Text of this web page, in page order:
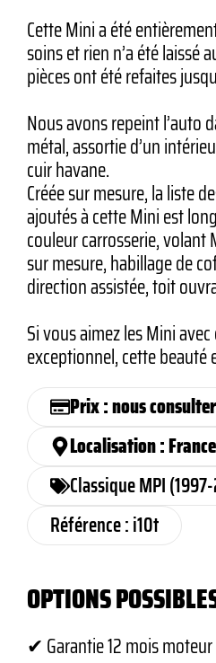
Cette Mini a été
soins et rien n’a été laissé
pièces ont été refaites
Nous avons repeint l’auto
métal, assortie d’un
cuir havane.
Créée sur mesure, la liste
ajoutés à cette Mini est
couleur carrosserie,
sur mesure, habillage de
direction assistée, toit
Si vous aimez les Mini
exceptionnel, cette beauté
Prix : nous consulter
Localisation : France
Classique MPI
Référence : i10t
OPTIONS
✔ Garantie 12 mois